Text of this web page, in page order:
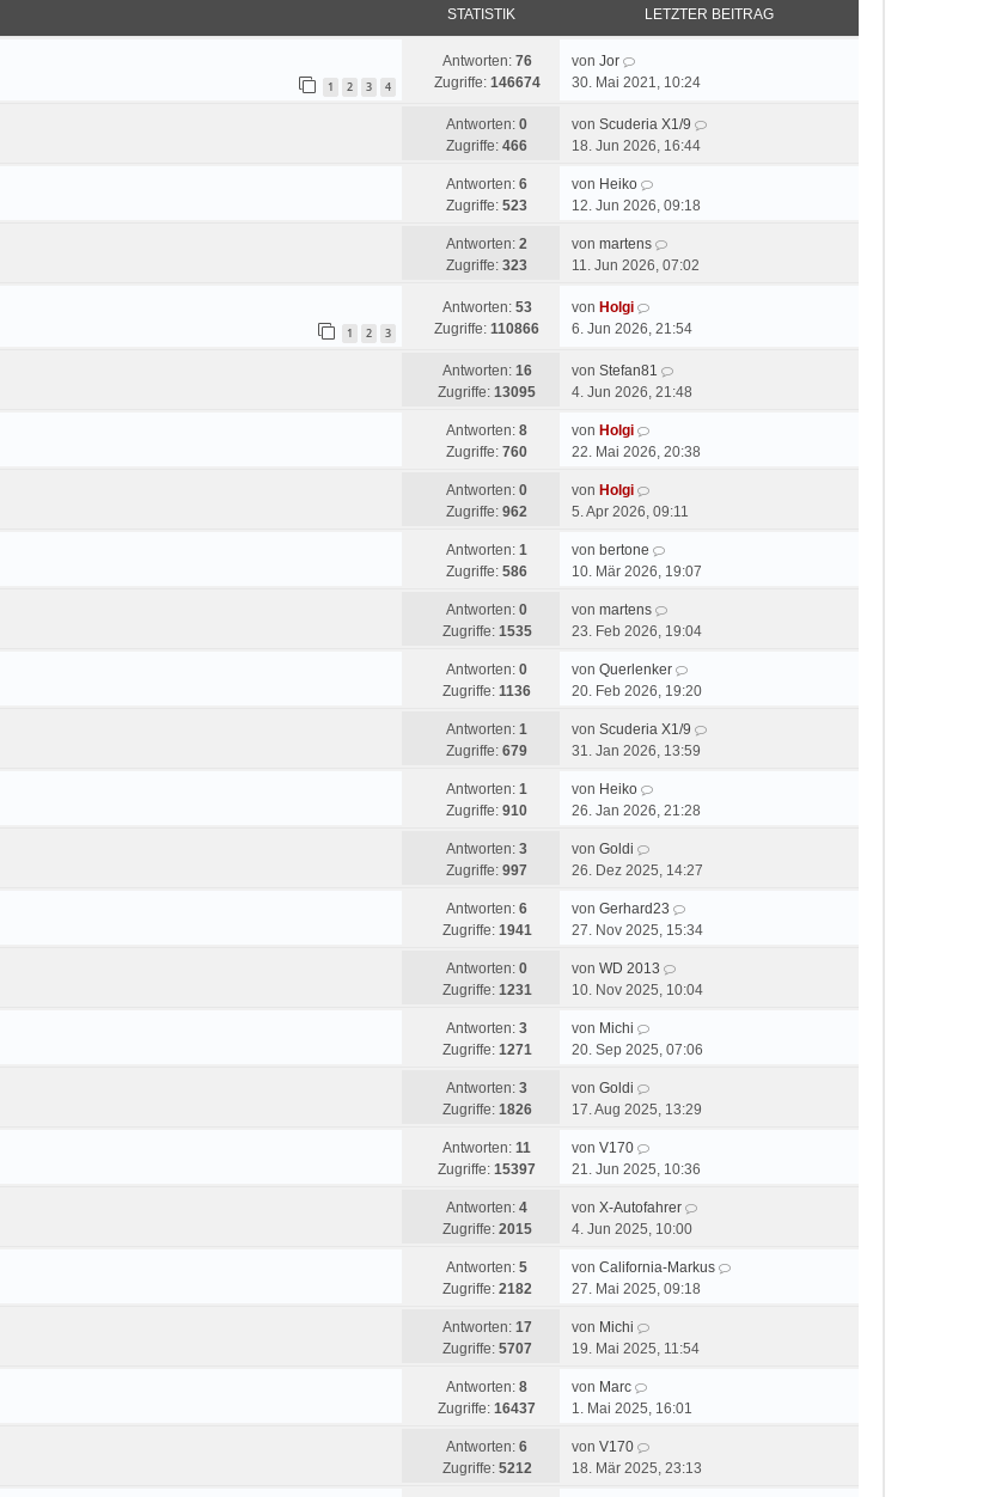
STATISTIK LETZTER BEITRAG
1 2 3 4
Antworten: 76
Zugriffe: 146674
von Jor
30. Mai 2021, 10:24
Antworten: 0
Zugriffe: 466
von Scuderia X1/9
18. Jun 2026, 16:44
Antworten: 6
Zugriffe: 523
von Heiko
12. Jun 2026, 09:18
Antworten: 2
Zugriffe: 323
von martens
11. Jun 2026, 07:02
1 2 3
Antworten: 53
Zugriffe: 110866
von Holgi
6. Jun 2026, 21:54
Antworten: 16
Zugriffe: 13095
von Stefan81
4. Jun 2026, 21:48
Antworten: 8
Zugriffe: 760
von Holgi
22. Mai 2026, 20:38
Antworten: 0
Zugriffe: 962
von Holgi
5. Apr 2026, 09:11
Antworten: 1
Zugriffe: 586
von bertone
10. Mär 2026, 19:07
Antworten: 0
Zugriffe: 1535
von martens
23. Feb 2026, 19:04
Antworten: 0
Zugriffe: 1136
von Querlenker
20. Feb 2026, 19:20
Antworten: 1
Zugriffe: 679
von Scuderia X1/9
31. Jan 2026, 13:59
Antworten: 1
Zugriffe: 910
von Heiko
26. Jan 2026, 21:28
Antworten: 3
Zugriffe: 997
von Goldi
26. Dez 2025, 14:27
Antworten: 6
Zugriffe: 1941
von Gerhard23
27. Nov 2025, 15:34
Antworten: 0
Zugriffe: 1231
von WD 2013
10. Nov 2025, 10:04
Antworten: 3
Zugriffe: 1271
von Michi
20. Sep 2025, 07:06
Antworten: 3
Zugriffe: 1826
von Goldi
17. Aug 2025, 13:29
Antworten: 11
Zugriffe: 15397
von V170
21. Jun 2025, 10:36
Antworten: 4
Zugriffe: 2015
von X-Autofahrer
4. Jun 2025, 10:00
Antworten: 5
Zugriffe: 2182
von California-Markus
27. Mai 2025, 09:18
Antworten: 17
Zugriffe: 5707
von Michi
19. Mai 2025, 11:54
Antworten: 8
Zugriffe: 16437
von Marc
1. Mai 2025, 16:01
Antworten: 6
Zugriffe: 5212
von V170
18. Mär 2025, 23:13